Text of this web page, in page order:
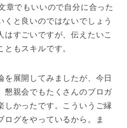
章でもいいので自分に合った
くと良いのではないでしょう
はすごいですが、伝えたいこ
ともスキルです。
を展開してみましたが、今日
懇親会でもたくさんのブロガ
しかったです。こういうご縁
ログをやっているから。ま